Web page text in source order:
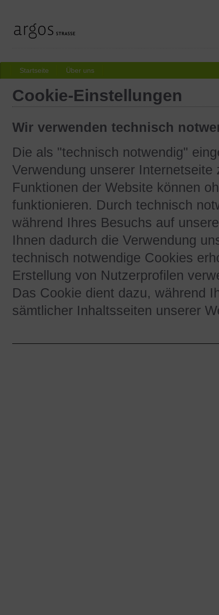
Startseite Über uns
Cookie-Einstellungen
Wir verwenden technisch
Die als "technisch notwendig"
Verwendung unserer
Funktionen der Website können
funktionieren. Durch technisch
während Ihres Besuchs auf
Ihnen dadurch die Verwendung
technisch notwendige Cookies
Erstellung von Nutzerprofilen
Das Cookie dient dazu, während
sämtlicher Inhaltsseiten unserer